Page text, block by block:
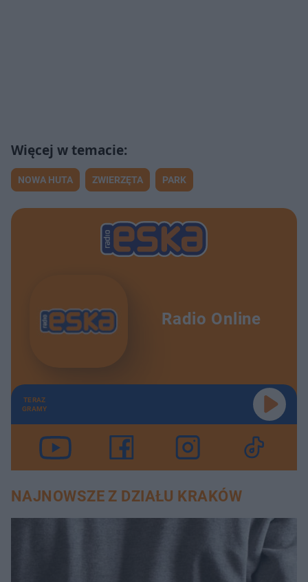
NOWA HUTA ZWIERZĘTA PARK
Radio Online
TERAZ
GRAMY
NAJNOWSZE Z DZIAŁU KRAKÓW